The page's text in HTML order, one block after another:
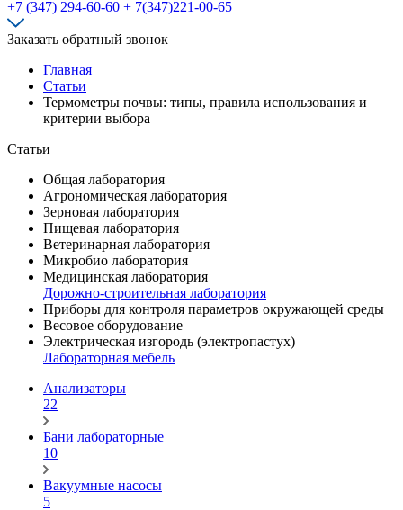
+7 (347) 294-60-60 + 7(347)221-00-65
Заказать обратный звонок
Главная
Статьи
Термометры почвы: типы, правила использования и
критерии выбора
Статьи
Общая лаборатория
Агрономическая лаборатория
Зерновая лаборатория
Пищевая лаборатория
Ветеринарная лаборатория
Микробио лаборатория
Медицинская лаборатория
Дорожно-строительная лаборатория
Приборы для контроля параметров окружающей среды
Весовое оборудование
Электрическая изгородь (электропастух)
Лабораторная мебель
Анализаторы
22
Бани лабораторные
10
Вакуумные насосы
5